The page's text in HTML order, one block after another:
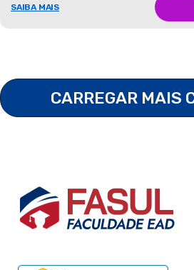
SAIBA MAIS
CARREGAR MAIS